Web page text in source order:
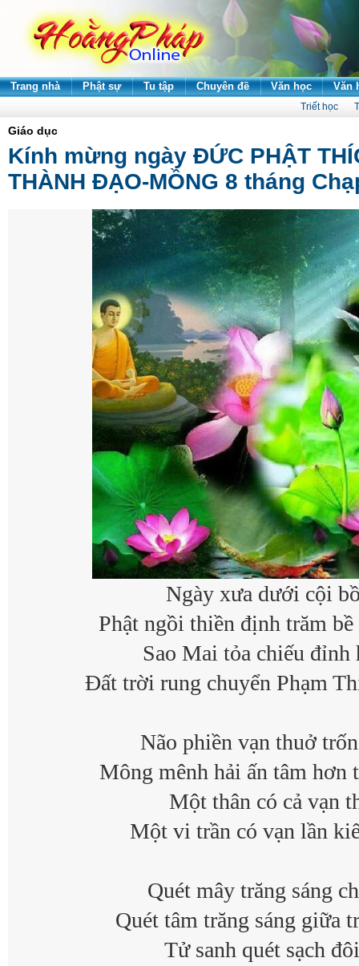
Trang nhà Phật sự Tu tập Chuyên đề Văn học Văn
Triết học
Giáo dục
Kính mừng ngày ĐỨC PHẬT
THÀNH ĐẠO-MỒNG 8 tháng
Ngày xưa dưới cội
Phật ngồi thiền định trăm
Sao Mai tỏa chiếu đỉnh
Đất trời rung chuyển Phạm
Não phiền vạn thuở
Mông mênh hải ấn tâm hơn
Một thân có cả vạn
Một vi trần có vạn lần
Quét mây trăng sáng
Quét tâm trăng sáng giữa
Tử sanh quét sạch